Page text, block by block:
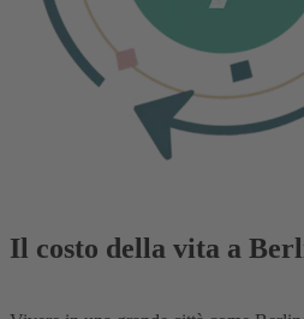
Il costo della vita a